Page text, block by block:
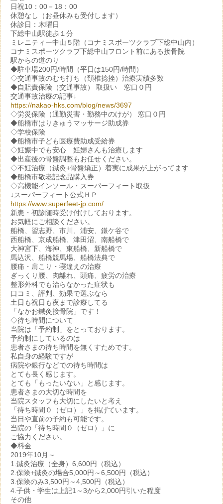
日祝10：00－18：00
休憩なし（お昼休みも受付します）
休診日：木曜日
下総中山駅徒歩１分
ミレニティー中山５階（コナミスポーツクラブ下総中山内）
コナミスポーツクラブ下総中山フロント前にある接骨院
駅からの道のり
◆駐車場200円/時間（平日は150円/時間）
◇交通事故のむち打ち（頚椎捻挫）治療実績多数
◆自賠責保険（交通事故） 取扱い 窓口０円
交通事故治療の記事↓
https://nakao-hks.com/blog/news/3697
◇労災保険（通勤災害・勤務中のけが） 窓口０円
◆船橋市はりきゅうマッサージ助成券
◇学校保険
◆船橋市子ども医療費助成受給券
◇妊娠中でも安心 妊婦さんも治療します
◆出産後の骨盤調整もお任せください。
◇不妊治療（鍼灸+骨盤矯正）着実に成果が上がってます
◆船橋市敬老記念品購入券
◇高機能インソール・スーパーフィート取扱
↓スーパーフィート公式ＨＰ
https://www.superfeet-jp.com/
新患・初診随時受け付けしております。
お気軽にご相談ください。
船橋、習志野、市川、浦安、鎌ケ谷で
西船橋、京成船橋、津田沼、南船橋で
大神宮下、海神、東船橋、新船橋で
馬込沢、船橋競馬場、船橋法典で
腰痛・肩こり・寝違えの治療
ぎっくり腰、肉離れ、頭痛、疲労の治療
整形外科でも治らなかった症状も
口コミ、評判、効果で選ぶなら
土日も祝日も夜まで診療してる
「なかお鍼灸接骨院」です！
◇待ち時間について
当院は「予約制」をとっております。
予約制にしているのは
患者さまの待ち時間を無くすためです。
私自身の経験ですが
病院や銀行などでの待ち時間は
とても長く感じます。
とても「もったいない」と感じます。
患者さまの大切な時間を
当院スタッフも大切にしたいと考え
「待ち時間０（ゼロ）」を掲げています。
当日や直前の予約も可能です。
当院の「待ち時間０（ゼロ）」に
ご協力ください。
◆料金
2019年10月～
1.鍼灸治療（全身）6,600円（税込）
2.保険+鍼灸の場合5,000円～6,500円（税込）
3.保険のみ3,500円～4,500円（税込）
4.子供・学生は上記1～3から2,000円引いた程度
その他